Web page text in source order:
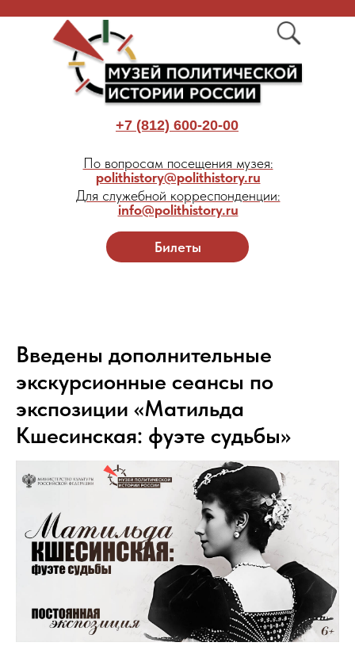
Билеты
+7 (812) 600-20-00
По вопросам посещения музея:
polithistory@polithistory.ru
Для служебной корреспонденции:
info@polithistory.ru
Введены дополнительные
экскурсионные сеансы по
экспозиции «Матильда
Кшесинская: фуэте судьбы»